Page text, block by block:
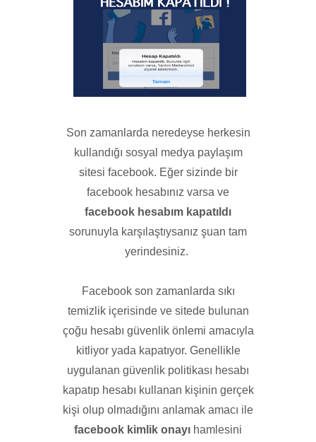
Son zamanlarda neredeyse herkesin
kullandığı sosyal medya paylaşım
sitesi facebook. Eğer sizinde bir
facebook hesabınız varsa ve
facebook hesabım kapatıldı
sorunuyla karşılaştıysanız şuan tam
yerindesiniz.
Facebook son zamanlarda sıkı
temizlik içerisinde ve sitede bulunan
çoğu hesabı güvenlik önlemi amacıyla
kitliyor yada kapatıyor. Genellikle
uygulanan güvenlik politikası hesabı
kapatıp hesabı kullanan kişinin gerçek
kişi olup olmadığını anlamak amacı ile
facebook kimlik onayı hamlesini